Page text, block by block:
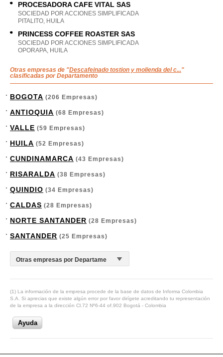
PROCESADORA CAFE VITAL SAS
SOCIEDAD POR ACCIONES SIMPLIFICADA
PITALITO, HUILA
PRINCESS COFFEE ROASTER SAS
SOCIEDAD POR ACCIONES SIMPLIFICADA
OPORAPA, HUILA
Otras empresas de "Descafeinado tostion y molienda del c..."
clasificadas por Departamento
BOGOTA (206 Empresas)
ANTIOQUIA (68 Empresas)
VALLE (59 Empresas)
HUILA (52 Empresas)
CUNDINAMARCA (43 Empresas)
RISARALDA (38 Empresas)
QUINDIO (34 Empresas)
CALDAS (28 Empresas)
NORTE SANTANDER (28 Empresas)
SANTANDER (25 Empresas)
(1) La información de la empresa procede de la base de datos de Informa Colombia
S.A. Si aprecias que existe algún error por favor dirígete acreditando tu representación
de la empresa a la dirección Cl.72 Nº6-44 of.902 Bogotá - Colombia
Ayuda